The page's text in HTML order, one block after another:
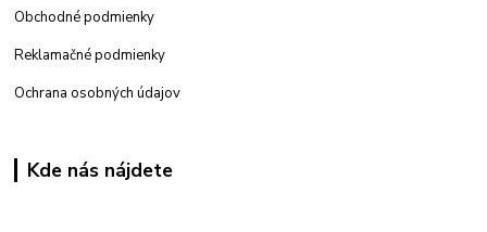
Obchodné podmienky
Reklamačné podmienky
Ochrana osobných údajov
Kde nás nájdete